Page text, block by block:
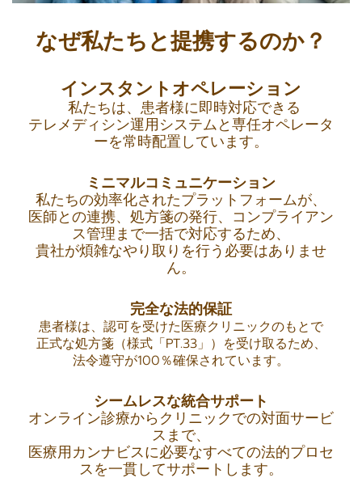
なぜ私たちと提携するのか？
インスタントオペレーション
私たちは、患者様に即時対応できる
テレメディシン運用システムと専任オペレータ
ーを常時配置しています。
ミニマルコミュニケーション
私たちの効率化されたプラットフォームが、
医師との連携、処方箋の発行、コンプライアン
ス管理まで一括で対応するため、
貴社が煩雑なやり取りを行う必要はありませ
ん。
完全な法的保証
患者様は、認可を受けた医療クリニックのもとで
正式な処方箋（様式「PT.33」）を受け取るため、
法令遵守が100％確保されています。
シームレスな統合サポート
オンライン診療からクリニックでの対面サービ
スまで、
医療用カンナビスに必要なすべての法的プロセ
スを一貫してサポートします。